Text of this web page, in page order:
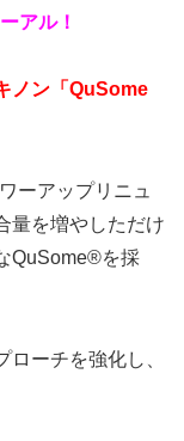
アル！
ノン「QuSome
ーアップリニュ
量を増やしただけ
QuSome®を採
ーチを強化し、